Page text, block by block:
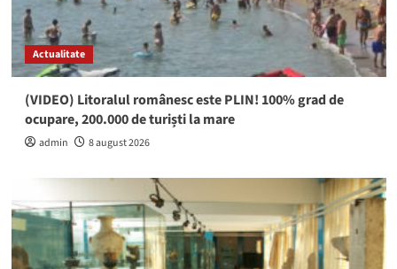
Actualitate
(VIDEO) Litoralul românesc este PLIN! 100% grad de
ocupare, 200.000 de turiști la mare
admin 8 august 2026